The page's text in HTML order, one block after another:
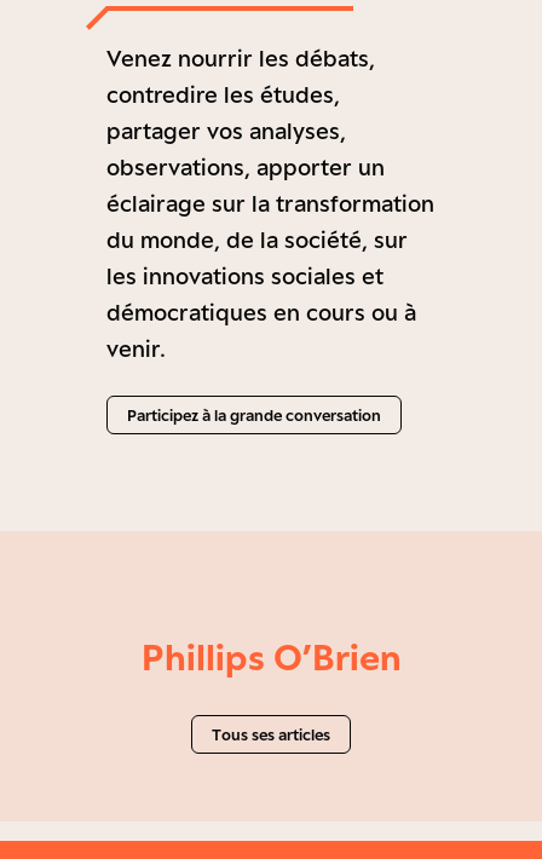
Venez nourrir les débats,
contredire les études,
partager vos analyses,
observations, apporter un
éclairage sur la transformation
du monde, de la société, sur
les innovations sociales et
démocratiques en cours ou à
venir.
Participez à la grande conversation
Phillips O’Brien
Tous ses articles